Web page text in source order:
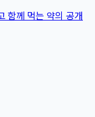
함께 먹는 약의 공개